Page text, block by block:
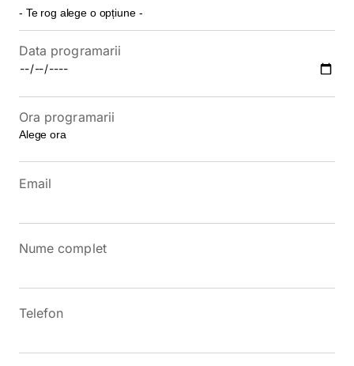
Data programarii
Ora programarii
Email
Nume complet
Telefon